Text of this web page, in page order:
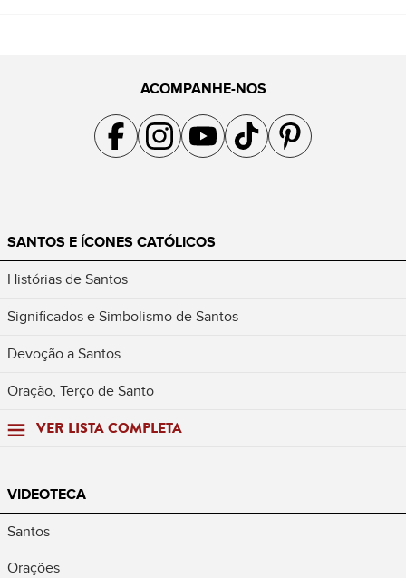
ACOMPANHE-NOS
Acompanhe a gente no Facebook
Acompanhe a gente no Instagram
Acompanhe a gente no YouTube
Acompanhe a gente no TikTok
Acompanhe a gente no
SANTOS E ÍCONES CATÓLICOS
Histórias de Santos
Significados e Simbolismo de Santos
Devoção a Santos
Oração, Terço de Santo
VER LISTA COMPLETA
VIDEOTECA
Santos
Orações